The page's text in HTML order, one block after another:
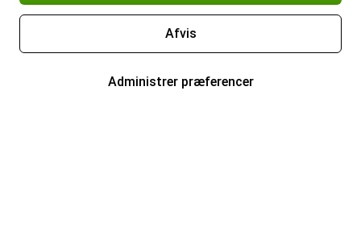
Afvis
Administrer præferencer